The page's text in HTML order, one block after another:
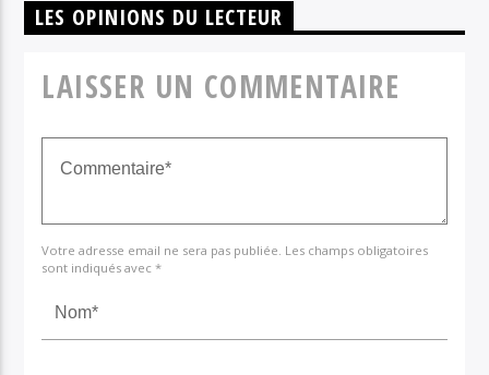
LES OPINIONS DU LECTEUR
LAISSER UN COMMENTAIRE
Votre adresse email ne sera pas publiée. Les champs obligatoires
sont indiqués avec *